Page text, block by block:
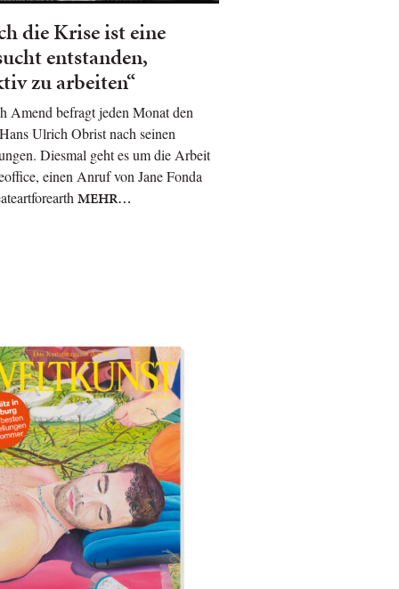
die Krise ist eine
entstanden,
zu arbeiten“
Amend befragt jeden Monat den
Ulrich Obrist nach seinen
Diesmal geht es um die Arbeit
einen Anruf von Jane Fonda
MEHR…